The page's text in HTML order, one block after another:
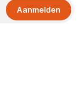
Aanmelden